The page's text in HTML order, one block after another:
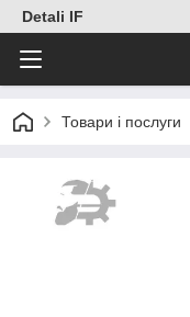
Detali IF
Товари і послуги